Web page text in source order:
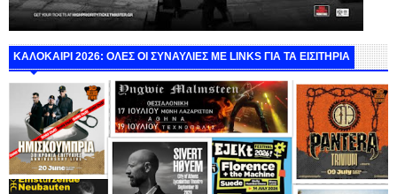
ΚΑΛΟΚΑΙΡΙ 2026: ΟΛΕΣ ΟΙ ΣΥΝΑΥΛΙΕΣ ΜΕ LINKS ΓΙΑ ΤΑ ΕΙΣΙΤΗΡΙΑ